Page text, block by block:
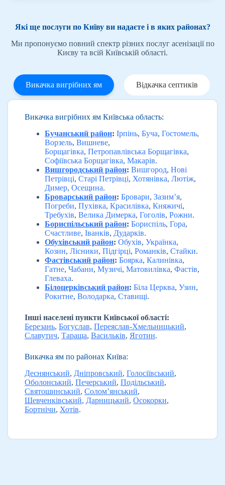
Які ще послуги по Київу ви надаєте і в яких районах?
Ми пропонуємо повний спектр різних послуг асенізації по
Києву та всій Київській області.
Викачка вигрібних ям Відкачка септиків
Викачка вигрібних ям Київська область:
Бучанський район: Ірпінь, Буча, Гостомель,
Ворзель, Вишневе,
Борщагівка, Петропавлівська Борщагівка,
Софіївська Борщагівка, Макарів.
Вишгородський район: Вишгород, Нові
Петрівці, Старі Петрівці, Хотянівка, Лютіж,
Димер, Осещина.
Броварський район: Бровари, Зазим’я,
Погреби, Пухівка, Красилівка, Княжичі,
Требухів, Велика Димерка, Гоголів, Рожни.
Бориспільський район: Бориспіль, Гора,
Счастливе, Іванків, Дударків.
Обухівський район: Обухів, Українка,
Козин, Лісники, Підгірці, Романків, Стайки.
Фастівський район: Боярка, Калинівка,
Гатне, Чабани, Музичі, Матовилівка, Фастів,
Глеваха.
Білоцерківський район: Біла Церква, Узин,
Рокитне, Володарка, Ставищі.
Інші населені пункти Київської області:
Березань, Богуслав, Переяслав-Хмельницький,
Славутич, Тараща, Васильків, Яготин.
Викачка ям по районах Київа:
Деснянський, Дніпровський, Голосіївський,
Оболонський, Печерський, Подільський,
Святошинський, Солом’янський,
Шевченківський, Дарницький, Осокорки,
Бортнічи, Хотів.